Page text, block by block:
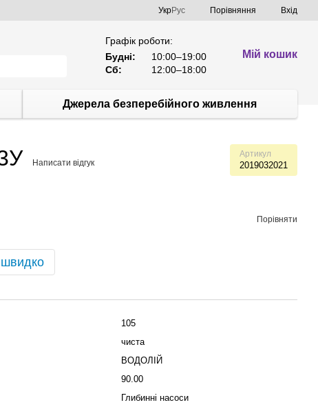
УкрРус Порівняння Вхід
Графік роботи:
Будні:
10:00–19:00
Сб:
12:00–18:00
Мій кошик
Джерела безперебійного живлення
Написати відгук
Артикул
2019032021
Порівняти
105
чиста
ВОДОЛІЙ
90.00
Глибинні насоси